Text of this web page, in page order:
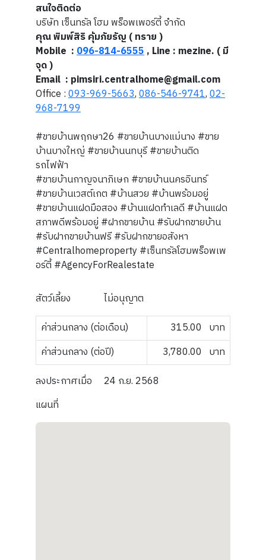
สนใจติดต่อ
บริษัท เซ็นทรัล โฮม พร็อพเพอร์ตี้ จำกัด
คุณ พิมพ์สิริ คุ้มภัยรัญ ( ทราย )
Mobile :096-814-6555, Line : mezine. ( มี
จุด )
Email : pimsiri.centralhome@gmail.com
Office :093-969-5663,086-546-9741,02-
968-7199
#ขายบ้านพฤกษา26 #ขายบ้านบางแม่นาง #ขาย
บ้านบางใหญ่ #ขายบ้านนทบุรี #ขายบ้านติด
รถไฟฟ้า
#ขายบ้านกาญจนาภิเษก #ขายบ้านนครอินทร์
#ขายบ้านเวสต์เกต #บ้านสวย #บ้านพร้อมอยู่
#ขายบ้านแฝดมือสอง #บ้านแฝดทำเลดี #บ้านแฝด
สภาพดีพร้อมอยู่ #ฝากขายบ้าน #รับฝากขายบ้าน
#รับฝากขายบ้านฟรี #รับฝากขายอสังหา
#Centralhomeproperty #เซ็นทรัลโฮมพร็อพเพ
อร์ตี้ #AgencyForRealestate
สัตว์เลี้ยง
ไม่อนุญาต
ค่าส่วนกลาง (ต่อเดือน)
315.00 บาท
ค่าส่วนกลาง (ต่อปี)
3,780.00 บาท
ลงประกาศเมื่อ
24 ก.ย. 2568
แผนที่